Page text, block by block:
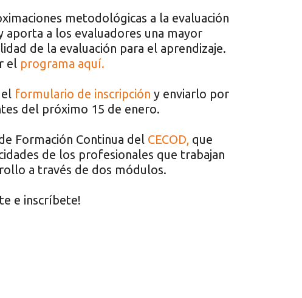
metodológicas a la evaluación
a los evaluadores una mayor
de la evaluación para el aprendizaje.
el programa aquí.
formulario de inscripción y enviarlo por
del próximo 15 de enero.
Formación Continua del CECOD, que
de los profesionales que trabajan
a través de dos módulos.
e inscríbete!